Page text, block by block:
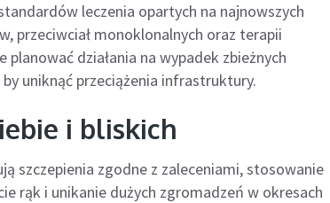
leczenia opartych na najnowszych
przeciwciał monoklonalnych oraz terapii
działania na wypadek zbieżnych
uniknąć przeciążenia infrastruktury.
i bliskich
szczepienia zgodne z zaleceniami, stosowanie
rąk i unikanie dużych zgromadzeń w okresach